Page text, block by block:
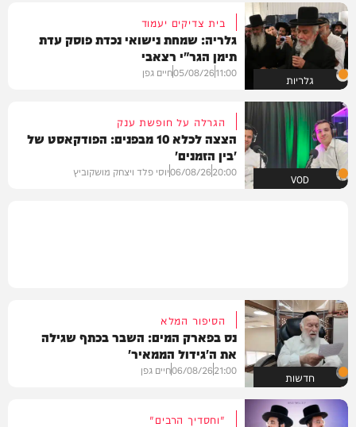
גלריות
בית צדיקים יעמוד
גלריה: שמחת נישואי נכדת פוסק עדת
תימן הגר"י רצאבי
11:00
05/08/26חיים גפן
VOD
הגרלה על חופשת ענק
הצצה לכלא 10 מבפנים: הפודקאסט של
'בין הזמנים'
20:00
06/08/26יוסי פלד ויצחק מושקוביץ
חדשות
הסיפור המלא
נס בפארק המים: השבר בכתף שגילה
את ה'גידול הממאיר'
21:00
06/08/26חיים גפן
"וחסדיך הרבים"